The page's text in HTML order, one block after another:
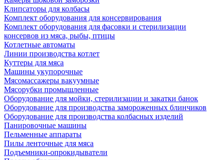
Клипсаторы для колбасы
Комплект оборудования для консервирования
Комплект оборудования для фасовки и стерилизации
консервов из мяса, рыбы, птицы
Котлетные автоматы
Линии производства котлет
Куттеры для мяса
Машины укупорочные
Мясомассажеры вакуумные
Мясорубки промышленные
Оборудование для мойки, стерилизации и закатки банок
Оборудование для производства замороженных блинчиков
Оборудование для производства колбасных изделий
Панировочные машины
Пельменные аппараты
Пилы ленточные для мяса
Подъемники-опрокидыватели